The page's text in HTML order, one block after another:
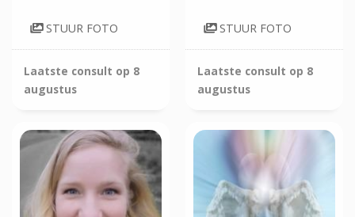
STUUR FOTO
Laatste consult op 8
augustus
STUUR FOTO
Laatste consult op 8
augustus